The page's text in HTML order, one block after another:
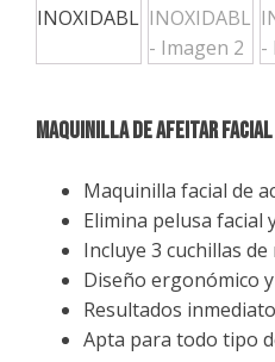
MAQUINILLA De AFEITAR
Maquinilla facial de
Elimina pelusa facial
Incluye 3 cuchillas
Diseño ergonómico
Resultados
Apta para todo tipo